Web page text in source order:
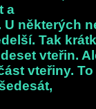
a
některých
Tak
vteřin.
vteřiny.